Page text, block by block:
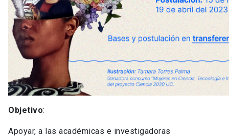
Objetivo:
Apoyar, a las académicas e investigadoras